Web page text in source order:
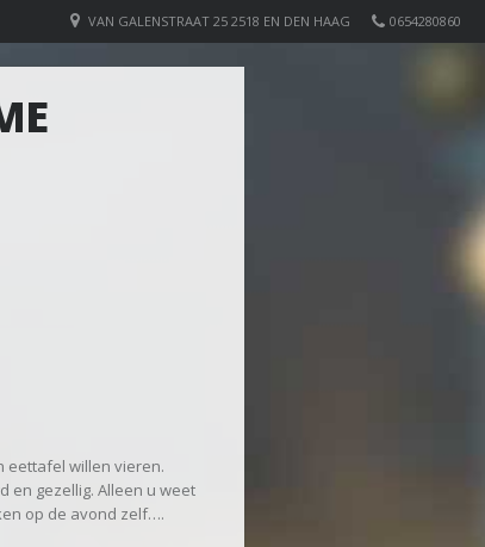
0654280860
VAN GALENSTRAAT 25 2518 EN DEN HAAG
eettafel willen vieren.
en gezellig. Alleen u weet
op de avond zelf….